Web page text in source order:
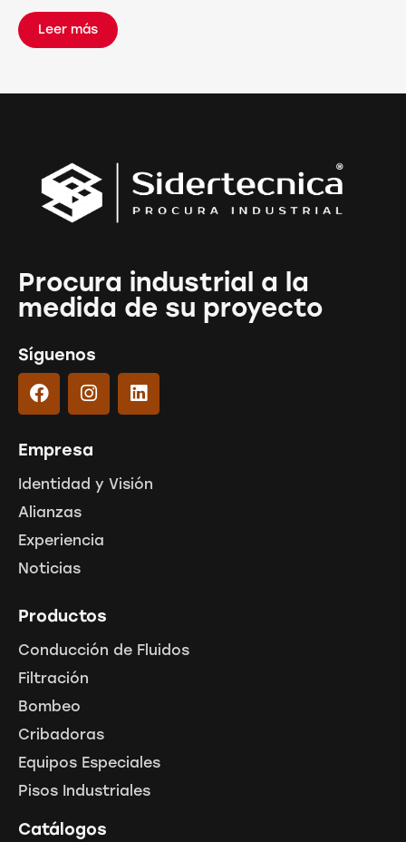
Leer más
Procura industrial a la
medida de su proyecto
Síguenos
Empresa
Identidad y Visión
Alianzas
Experiencia
Noticias
Productos
Conducción de Fluidos
Filtración
Bombeo
Cribadoras
Equipos Especiales
Pisos Industriales
Catálogos